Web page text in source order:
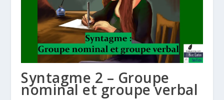
Syntagme 2 – Groupe
nominal et groupe verbal